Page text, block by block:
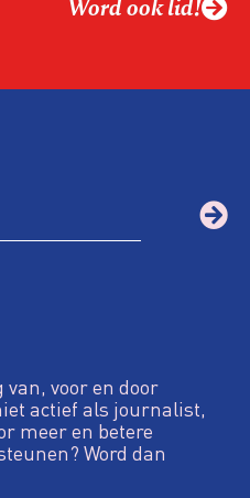
van, voor en door
actief als journalist,
meer en betere
Word dan